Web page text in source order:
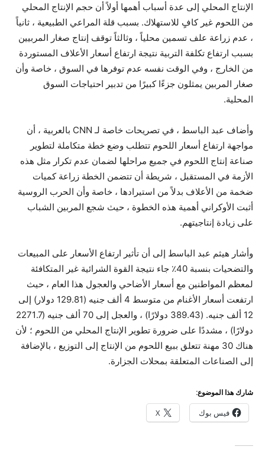
الإنتاج المحلي إلى عدة أسباب أهمها أولاً أن حجم الإنتاج المحلي
من اللحوم غير كافٍ للاستهلاك. بسبب قلة المراعي الطبيعية ، ثانياً
، عدم زراعة علف تسمين محلياً ، وثالثاً توقف إنتاج صغار المربيين
بسبب ارتفاع تكلفة التربية نتيجة ارتفاع أسعار الأعلاف المستوردة
من الخارج ، وفي الوقت نفسه عدم توفرها في السوق ، خاصة وأن
صغار المربين يمثلون جزءًا كبيرًا من تدبير احتياجات السوق
المحلية.
وأضاف عبد الباسط ، في تصريحات خاصة لـ CNN بالعربية ، أن
مواجهة ارتفاع أسعار اللحوم تتطلب وضع خطة متكاملة لتطوير
صناعة إنتاج اللحوم في جميع مراحلها لضمان عدم تكرار مثل هذه
الأزمة في المستقبل ، شريطة أن تتضمن الخطة زراعة كميات
ضخمة من الأعلاف بدلاً من استيرادها ، خاصة وأن الحرب الروسية
أثبت الأوكراني أهمية هذه الخطوة ، حيث شجع المربين الشباب
على زيادة إنتاجيتهم.
وأشار هيثم عبد الباسط إلى أن تأثير ارتفاع الأسعار على المبيعات
والتضحيات بنسبة 40٪ جاء نتيجة القوة الشرائية غير المتكافئة
لمعظم المواطنين مع أسعار الأضاحي والعجول هذا العام ، حيث
ارتفعت أسعار الأغنام من متوسط ​​4 ألف جنيه (129.81 دولار) إلى
12 ألف جنيه. (389.43 دولارًا) ، والعجل إلى 70 ألف جنيه (2271.7
دولارًا) ، مشددًا على ضرورة تطوير الإنتاج المحلي من اللحوم ؛ لأن
هناك 30 مهنة تتعلق ببيع اللحوم من الإنتاج إلى التوزيع ، بالإضافة
إلى الصناعات المتعلقة بمحلات الجزارة.
شارك هذا الموضوع:
فيس بوك X